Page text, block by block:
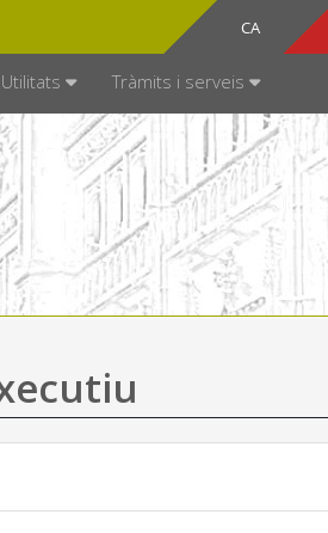
CA
ES
Utilitats Tràmits i serveis